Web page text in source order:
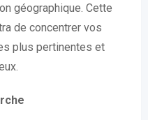
géographique. Cette
de concentrer vos
plus pertinentes et